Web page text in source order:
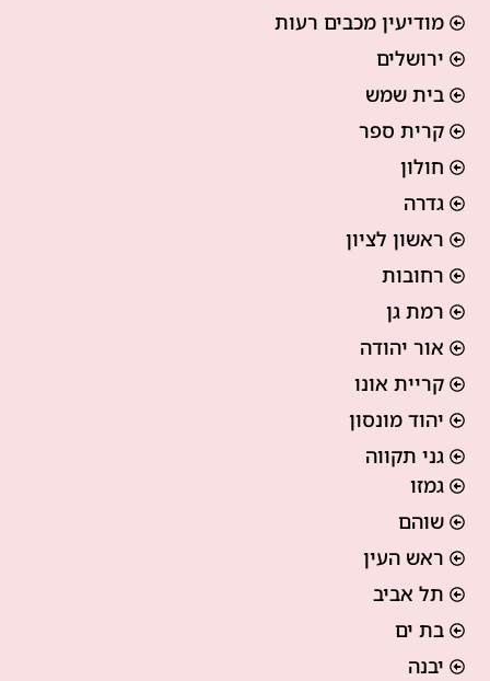
מודיעין מכבים רעות
ירושלים
בית שמש
קרית ספר
חולון
גדרה
ראשון לציון
רחובות
רמת גן
אור יהודה
קריית אונו
יהוד מונסון
גני תקווה
גמזו
שוהם
ראש העין
תל אביב
בת ים
יבנה